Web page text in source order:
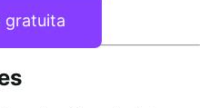
gratuita